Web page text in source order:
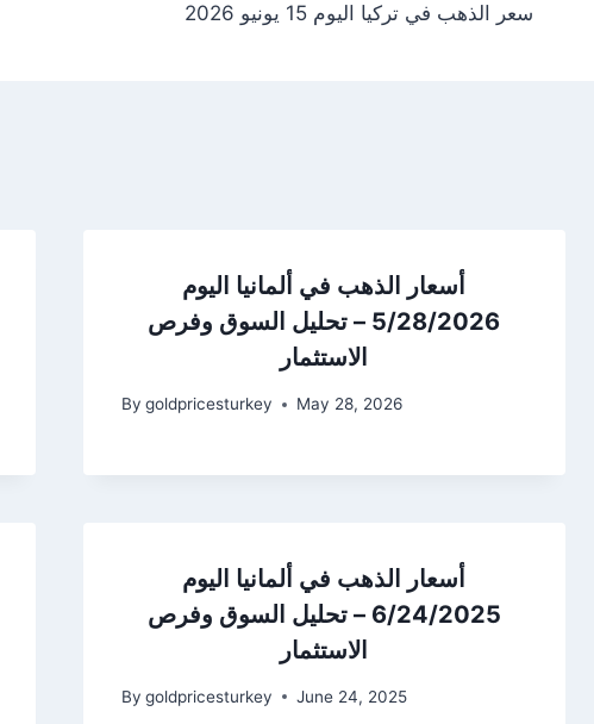
سعر الذهب في تركيا اليوم 15 يونيو 2026
أسعار الذهب في ألمانيا اليوم
5/28/2026 – تحليل السوق وفرص
الاستثمار
By goldpricesturkey May 28, 2026
أسعار الذهب في ألمانيا اليوم
6/24/2025 – تحليل السوق وفرص
الاستثمار
By goldpricesturkey June 24, 2025